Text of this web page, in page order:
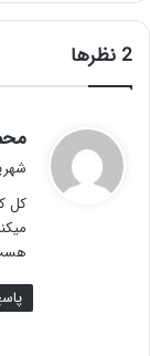
‫2 نظرها
شهریور 27,
کل